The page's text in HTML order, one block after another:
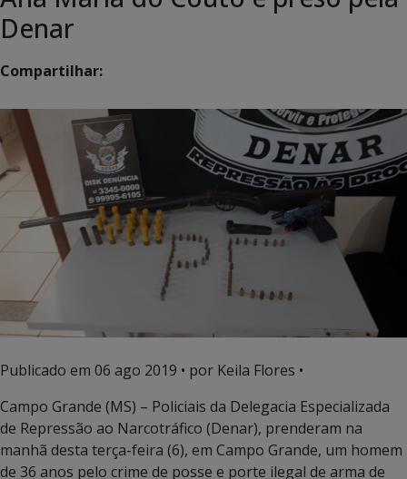
Denar
Compartilhar:
Publicado em 06 ago 2019 • por Keila Flores •
Campo Grande (MS) – Policiais da Delegacia Especializada
de Repressão ao Narcotráfico (Denar), prenderam na
manhã desta terça-feira (6), em Campo Grande, um homem
de 36 anos pelo crime de posse e porte ilegal de arma de